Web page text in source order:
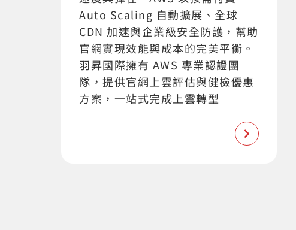
Auto Scaling 自動擴展、全球
CDN 加速與企業級安全防護，幫助
官網實現效能與成本的完美平衡。
羽昇國際擁有 AWS 專業認證團
隊，提供官網上雲評估與健檢優惠
方案，一站式完成上雲轉型